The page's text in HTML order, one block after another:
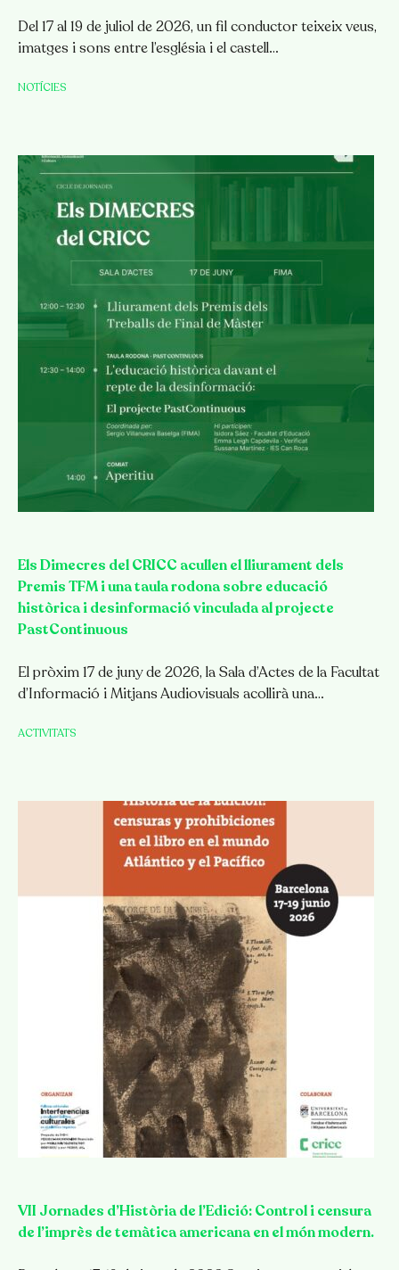
Del 17 al 19 de juliol de 2026, un fil conductor teixeix veus,
imatges i sons entre l’església i el castell…
NOTÍCIES
Els Dimecres del CRICC acullen el lliurament dels
Premis TFM i una taula rodona sobre educació
històrica i desinformació vinculada al projecte
PastContinuous
El pròxim 17 de juny de 2026, la Sala d’Actes de la Facultat
d’Informació i Mitjans Audiovisuals acollirà una…
ACTIVITATS
VII Jornades d’Història de l’Edició: Control i censura
de l’imprès de temàtica americana en el món modern.